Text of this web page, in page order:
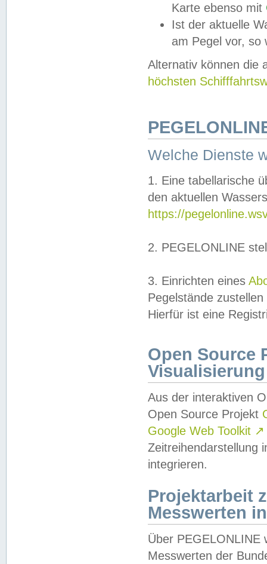
Karte ebenso mit
Ist der aktuelle
am Pegel vor,
Alternativ können die
höchsten
Welche Dienste
1. Eine tabellarische
den aktuellen
https://
2. PEGELONLINE
3. Einrichten eines
Pegelstände
Hierfür ist eine
Open Source
Visualisierung
Aus der interaktiven
Open Source Projekt
Google Web Toolkit ↗
Zeitreihendarstellung
integrieren.
Projektarbeit
Messwerten
Über PEGELONLINE
Messwerten der